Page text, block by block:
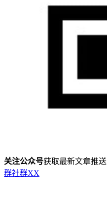
关注公众号获取最新文章推送
群社群XX